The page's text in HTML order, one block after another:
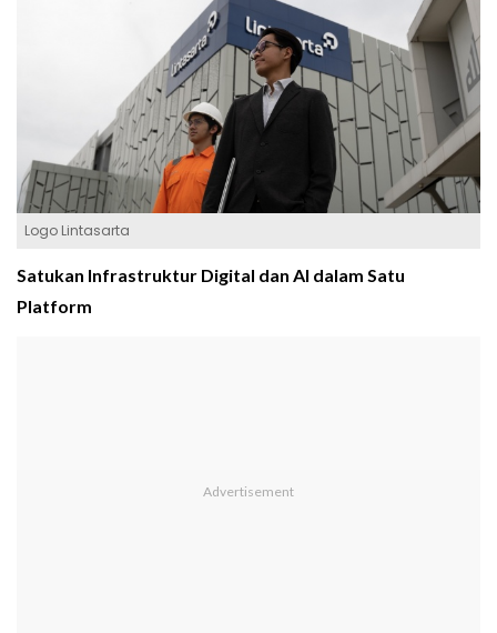
Logo Lintasarta
Satukan Infrastruktur Digital dan AI dalam Satu
Platform